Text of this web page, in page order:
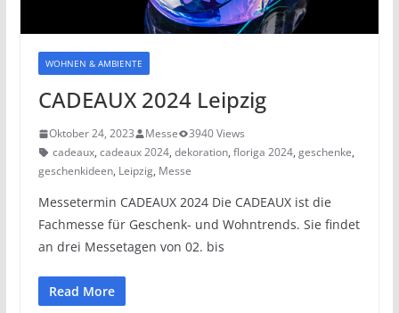
WOHNEN & AMBIENTE
CADEAUX 2024 Leipzig
Oktober 24, 2023 Messe
3940 Views
cadeaux, cadeaux 2024, dekoration, floriga 2024, geschenke,
geschenkideen, Leipzig, Messe
Messetermin CADEAUX 2024 Die CADEAUX ist die
Fachmesse für Geschenk- und Wohntrends. Sie findet
an drei Messetagen von 02. bis
Read More